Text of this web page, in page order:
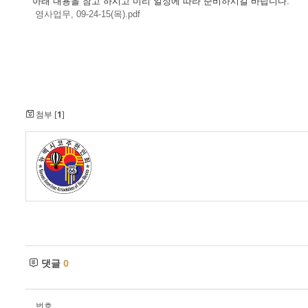
영사업무, 09-24-15(목).pdf
첨부 [1]
댓글 0
번호
- 한인회장선관위원회
정보/생활/건강
Contacts